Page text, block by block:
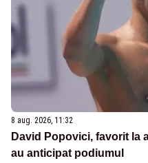
8 aug. 2026, 11:32
David Popovici, favorit la
au anticipat podiumul